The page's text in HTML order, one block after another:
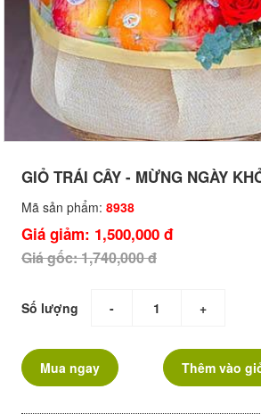
GIỎ TRÁI CÂY - MỪNG NGÀY
Mã sản phẩm: 8938
Giá giảm: 1,500,000 đ
Giá gốc: 1,740,000 đ
Số lượng - +
Mua ngay Thêm vào